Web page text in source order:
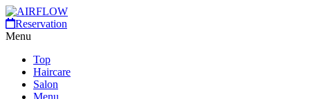
Reservation
Menu
Top
Haircare
Salon
Menu